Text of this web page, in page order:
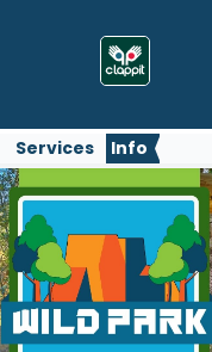
Services Info